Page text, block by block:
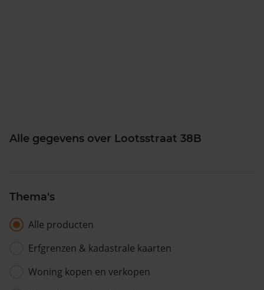
Alle gegevens over Lootsstraat 38B
Thema's
Alle producten
Erfgrenzen & kadastrale kaarten
Woning kopen en verkopen